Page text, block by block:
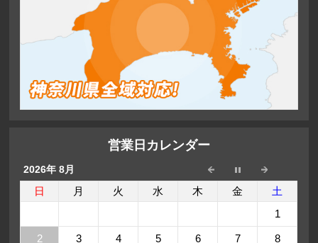
営業日カレンダー
2026年 8月
日 月 火 水 木 金
土
1
2 3 4 5 6 7 8